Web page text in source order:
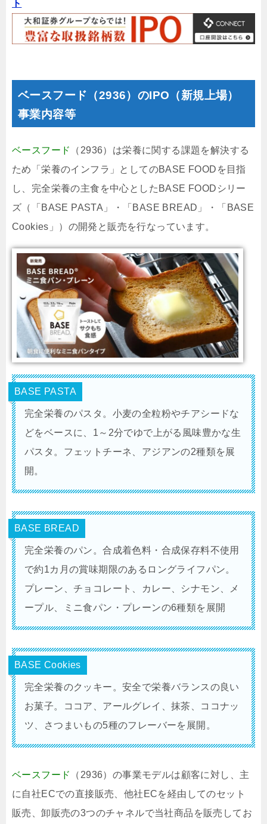
ト
ベースフード（2936）のIPO（新規上場）
事業内容等
ベースフード
（2936）は栄養に関する課題を解決する
ため「栄養のインフラ」としてのBASE FOODを目指
し、完全栄養の主食を中心としたBASE FOODシリー
ズ（「BASE PASTA」・「BASE BREAD」・「BASE
Cookies」）の開発と販売を行なっています。
BASE PASTA
完全栄養のパスタ。小麦の全粒粉やチアシードな
どをベースに、1～2分でゆで上がる風味豊かな生
パスタ。フェットチーネ、アジアンの2種類を展
開。
BASE BREAD
完全栄養のパン。合成着色料・合成保存料不使用
で約1カ月の賞味期限のあるロングライフパン。
プレーン、チョコレート、カレー、シナモン、メ
ープル、ミニ食パン・プレーンの6種類を展開
BASE Cookies
完全栄養のクッキー。安全で栄養バランスの良い
お菓子。ココア、アールグレイ、抹茶、ココナッ
ツ、さつまいもの5種のフレーバーを展開。
ベースフード
（2936）の事業モデルは顧客に対し、主
に自社ECでの直接販売、他社ECを経由してのセット
販売、卸販売の3つのチャネルで当社商品を販売してお